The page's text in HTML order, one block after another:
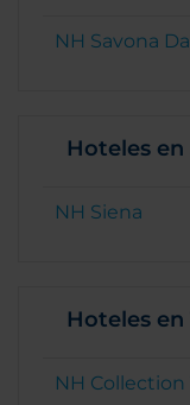
NH Savona
Hoteles en
NH Siena
Hoteles
NH Collection